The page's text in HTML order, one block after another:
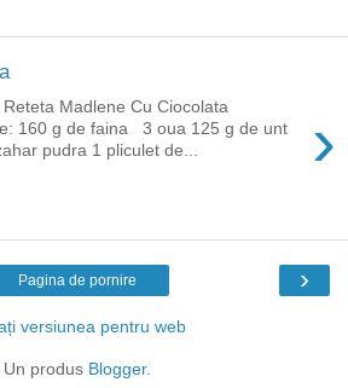
›
Madlene Cu Ciocolata
160 g de faina 3 oua 125 g de unt
pudra 1 pliculet de...
›
Pagina de pornire
versiunea pentru web
Un produs Blogger.